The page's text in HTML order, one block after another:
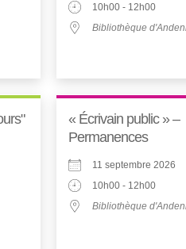
10h00 - 12h00
Bibliothèque
« Écrivain public » –
Permanences
11 septembre 2026
10h00 - 12h00
Bibliothèque